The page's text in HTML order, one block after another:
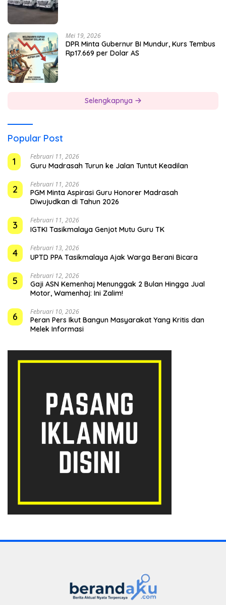
Mei 19, 2026
DPR Minta Gubernur BI Mundur, Kurs Tembus
Rp17.669 per Dolar AS
Selengkapnya
Popular Post
1
Februari 11, 2026
Guru Madrasah Turun ke Jalan Tuntut Keadilan
2 Februari 11, 2026
PGM Minta Aspirasi Guru Honorer Madrasah
Diwujudkan di Tahun 2026
3 Februari 11, 2026
IGTKI Tasikmalaya Genjot Mutu Guru TK
4 Februari 13, 2026
UPTD PPA Tasikmalaya Ajak Warga Berani Bicara
5 Februari 12, 2026
Gaji ASN Kemenhaj Menunggak 2 Bulan Hingga Jual
Motor, Wamenhaj: Ini Zalim!
6 Februari 10, 2026
Peran Pers Ikut Bangun Masyarakat Yang Kritis dan
Melek Informasi